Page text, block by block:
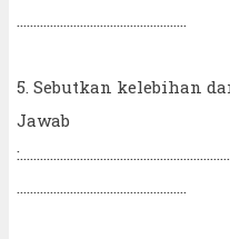
...................................................
5. Sebutkan kelebihan
Jawab
...................................................